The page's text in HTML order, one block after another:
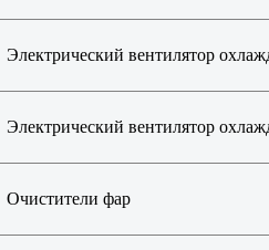
Электрический вентилятор
Электрический вентилятор
Очистители фар